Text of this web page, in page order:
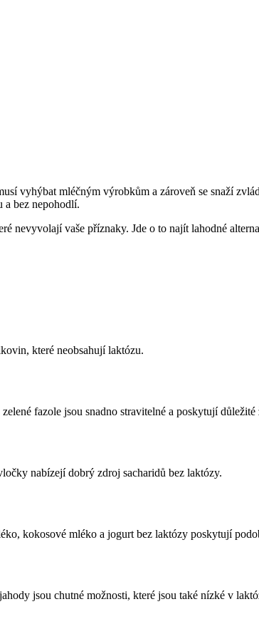
vyhýbat mléčným výrobkům a zároveň se snaží
a bez nepohodlí.
nevyvolají vaše příznaky. Jde o to najít lahodné
které neobsahují laktózu.
fazole jsou snadno stravitelné a poskytují důležité
nabízejí dobrý zdroj sacharidů bez laktózy.
kokosové mléko a jogurt bez laktózy poskytují
jsou chutné možnosti, které jsou také nízké v